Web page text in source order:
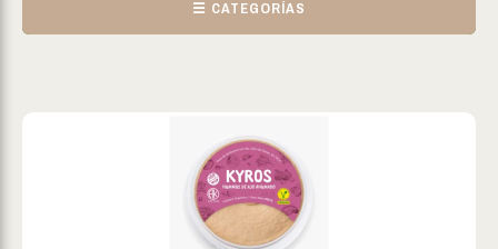
☰ CATEGORÍAS